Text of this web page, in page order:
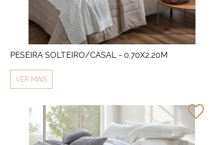
PESEIRA SOLTEIRO/CASAL - 0,70X2,20M
VER MAIS